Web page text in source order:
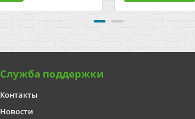
Служба поддержки
Контакты
Новости